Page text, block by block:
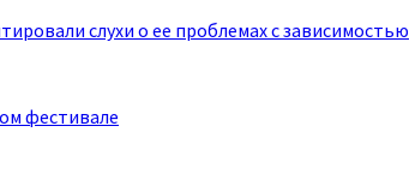
слухи о ее проблемах с зависимостью